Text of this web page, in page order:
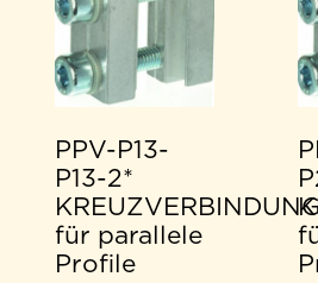
PPV-P13-
P13-2*
für parallele
Profile